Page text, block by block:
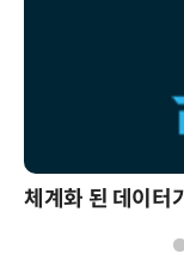
체계화 된 데이터